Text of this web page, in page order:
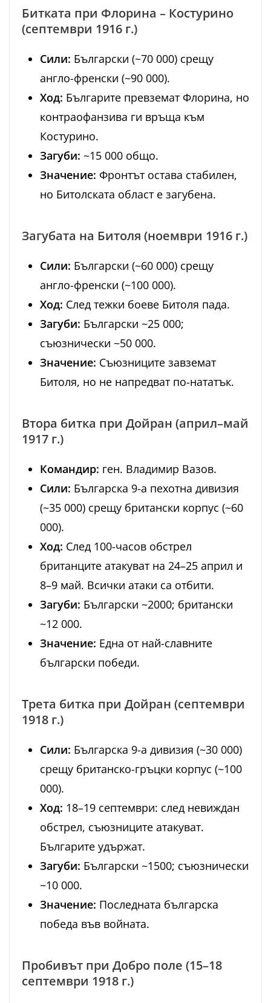
Битката при Флорина – Костурино
(септември 1916 г.)
Сили: Български (~70 000) срещу
англо-френски (~90 000).
Ход: Българите превземат Флорина, но
контраофанзива ги връща към
Костурино.
Загуби: ~15 000 общо.
Значение: Фронтът остава стабилен,
но Битолската област е загубена.
Загубата на Битоля (ноември 1916 г.)
Сили: Български (~60 000) срещу
англо-френски (~100 000).
Ход: След тежки боеве Битоля пада.
Загуби: Български ~25 000;
съюзнически ~50 000.
Значение: Съюзниците завземат
Битоля, но не напредват по-нататък.
Втора битка при Дойран (април–май
1917 г.)
Командир: ген. Владимир Вазов.
Сили: Българска 9-а пехотна дивизия
(~35 000) срещу британски корпус (~60
000).
Ход: След 100-часов обстрел
британците атакуват на 24–25 април и
8–9 май. Всички атаки са отбити.
Загуби: Български ~2000; британски
~12 000.
Значение: Една от най-славните
български победи.
Трета битка при Дойран (септември
1918 г.)
Сили: Българска 9-а дивизия (~30 000)
срещу британско-гръцки корпус (~100
000).
Ход: 18–19 септември: след невиждан
обстрел, съюзниците атакуват.
Българите удържат.
Загуби: Български ~1500; съюзнически
~10 000.
Значение: Последната българска
победа във войната.
Пробивът при Добро поле (15–18
септември 1918 г.)